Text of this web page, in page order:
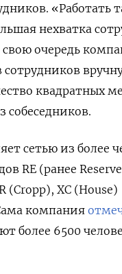
«Работать
нехватка
очередь
сотрудников
квадратных
собеседников.
сетью из более
RE (ранее
(Cropp), XC (House)
компания
более 6500